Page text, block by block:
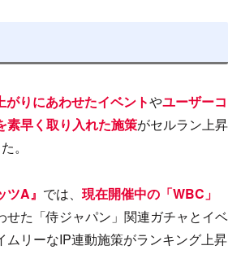
がりにあわせたイベントやユーザーコ
素早く取り入れた施策がセルラン上昇
。
ツA』 では、 現在開催中の「WBC」
せた「侍ジャパン」関連ガチャとイベ
ムリーなIP連動施策がランキング上昇